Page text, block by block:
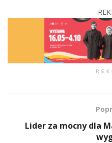
Lider za mocny dla